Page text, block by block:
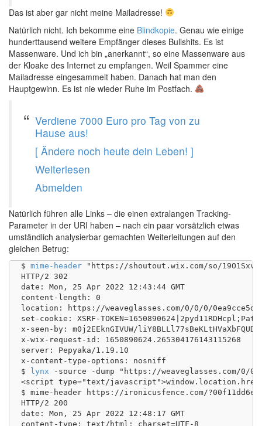
Das ist aber gar nicht meine Mailadresse!
Natürlich nicht. Ich bekomme eine Blindkopie. Genau wie einige
hunderttausend weitere Empfänger dieses Bullshits. Es ist
Massenware. Und ich bin „anerkannt“, so eine Massenware aus
der Kloake des Internet zu empfangen. Weil Spammer eine
Mailadresse eingesammelt haben. Danach hat man den
Hauptgewinn. Es ist nie wieder Ruhe im Postfach.
Verdiene 7000 Euro pro Tag von zu
Hause aus!
[ Ändere noch heute dein Leben! ]
Weiterlesen
Abmelden
Natürlich führen alle Links – die einen extralangen Tracking-
Parameter in der URI haben – nach ein paar vorsätzlich etwas
umständlich analysierbar gemachten Weiterleitungen auf den
gleichen Betrug:
$ mime-header "https://shoutout.wix.com/so/19O1SxvyN/
HTTP/2 302
date: Mon, 25 Apr 2022 12:43:44 GMT
content-length: 0
location: https://weaveglasses.com/0/0/0/
set-cookie: XSRF-
x-seen-by: m0j2EEknGIVUW/
x-wix-request-id: 1650890624.265304176143115268
server: Pepyaka/1.19.10
x-content-type-options: nosniff
$
lynx -source -dump "https://weaveglasses.com/0/0/
<script type="text/
$ mime-header https://ironicusfence.com/
HTTP/2 200
date: Mon, 25 Apr 2022 12:48:17 GMT
content-type: text/html; charset=UTF-8